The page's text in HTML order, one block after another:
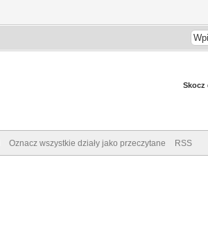
Skocz
Oznacz wszystkie działy jako przeczytane RSS